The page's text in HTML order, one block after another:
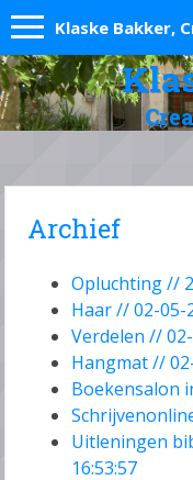
Klaske Bakker,
Archief
Opluchting //
Haar // 02-05-
Verdelen //
Hangmat //
Boekensalon
Uitleningen
16:53:57